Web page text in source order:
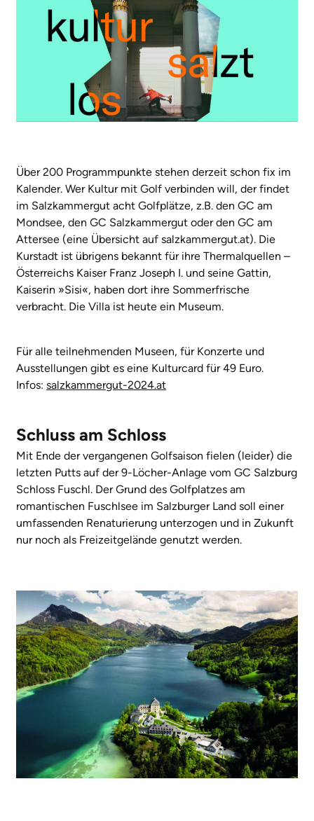
Über 200 Programmpunkte stehen derzeit schon fix im
Kalender. Wer Kultur mit Golf verbinden will, der findet
im Salzkammergut acht Golfplätze, z.B. den GC am
Mondsee, den GC Salzkammergut oder den GC am
Attersee (eine Übersicht auf salzkammergut.at). Die
Kurstadt ist übrigens bekannt für ihre Thermalquellen –
Österreichs Kaiser Franz Joseph I. und seine Gattin,
Kaiserin »Sisi«, haben dort ihre Sommerfrische
verbracht. Die Villa ist heute ein Museum.
Für alle teilnehmenden Museen, für Konzerte und
Ausstellungen gibt es eine Kulturcard für 49 Euro.
Infos: salzkammergut-2024.at
Schluss am Schloss
Mit Ende der vergangenen Golfsaison fielen (leider) die
letzten Putts auf der 9-Löcher-Anlage vom GC Salzburg
Schloss Fuschl. Der Grund des Golfplatzes am
romantischen Fuschlsee im Salzburger Land soll einer
umfassenden Renaturierung unterzogen und in Zukunft
nur noch als Freizeitgelände genutzt werden.